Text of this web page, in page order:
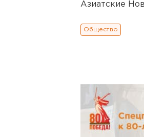
Азиатские
Общество